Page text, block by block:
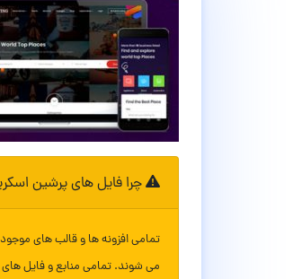
چرا فایل های پرشین
تمامی افزونه ها و قالب های
می شوند. تمامی منابع و فایل